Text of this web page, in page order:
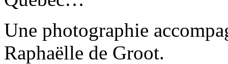
Une photographie
Raphaëlle de Groot.